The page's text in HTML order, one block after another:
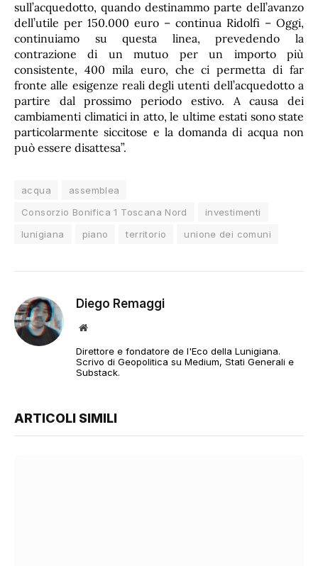
sull’acquedotto, quando destinammo parte dell’avanzo
dell’utile per 150.000 euro – continua Ridolfi – Oggi,
continuiamo su questa linea, prevedendo la
contrazione di un mutuo per un importo più
consistente, 400 mila euro, che ci permetta di far
fronte alle esigenze reali degli utenti dell’acquedotto a
partire dal prossimo periodo estivo. A causa dei
cambiamenti climatici in atto, le ultime estati sono state
particolarmente siccitose e la domanda di acqua non
può essere disattesa”.
acqua
assemblea
Consorzio Bonifica 1 Toscana Nord
investimenti
lunigiana
piano territorio unione dei comuni
Diego Remaggi
Sito
Direttore e fondatore de l'Eco della Lunigiana.
Scrivo di Geopolitica su Medium, Stati Generali e
Substack.
ARTICOLI SIMILI